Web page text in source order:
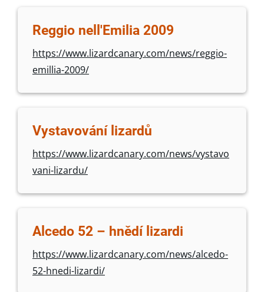
Reggio nell'Emilia 2009
https://www.lizardcanary.com/news/reggio-
emillia-2009/
Vystavování lizardů
https://www.lizardcanary.com/news/vystavo
vani-lizardu/
Alcedo 52 – hnědí lizardi
https://www.lizardcanary.com/news/alcedo-
52-hnedi-lizardi/